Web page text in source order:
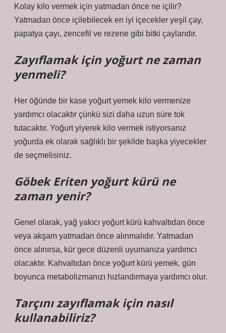
Kolay kilo vermek için yatmadan önce ne içilir?
Yatmadan önce içilebilecek en iyi içecekler yeşil çay,
papatya çayı, zencefil ve rezene gibi bitki çaylarıdır.
Zayıflamak için yoğurt ne zaman
yenmeli?
Her öğünde bir kase yoğurt yemek kilo vermenize
yardımcı olacaktır çünkü sizi daha uzun süre tok
tutacaktır. Yoğurt yiyerek kilo vermek istiyorsanız
yoğurda ek olarak sağlıklı bir şekilde başka yiyecekler
de seçmelisiniz.
Göbek Eriten yoğurt kürü ne
zaman yenir?
Genel olarak, yağ yakıcı yoğurt kürü kahvaltıdan önce
veya akşam yatmadan önce alınmalıdır. Yatmadan
önce alınırsa, kür gece düzenli uyumanıza yardımcı
olacaktır. Kahvaltıdan önce yoğurt kürü yemek, gün
boyunca metabolizmanızı hızlandırmaya yardımcı olur.
Tarçını zayıflamak için nasıl
kullanabiliriz?